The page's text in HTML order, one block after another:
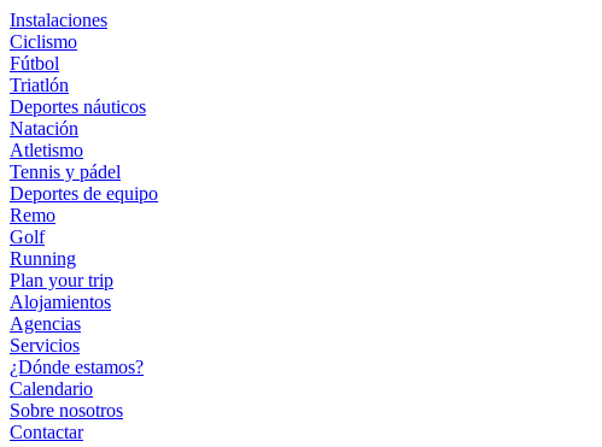
Instalaciones
Ciclismo
Fútbol
Triatlón
Deportes náuticos
Natación
Atletismo
Tennis y pádel
Deportes de equipo
Remo
Golf
Running
Plan your trip
Alojamientos
Agencias
Servicios
¿Dónde estamos?
Calendario
Sobre nosotros
Contactar